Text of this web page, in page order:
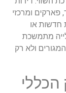
פארקים ומרכזי
חדשות או
מתמשכת
ולא רק